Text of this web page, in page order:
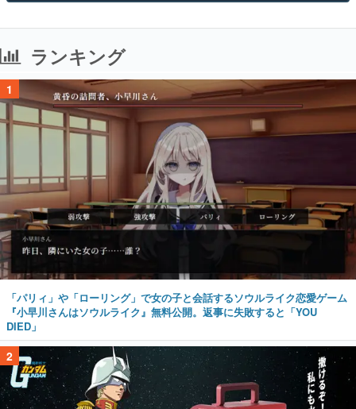
ランキング
1
「パリィ」や「ローリング」で女の子と会話するソウルライク恋愛ゲーム
『小早川さんはソウルライク』無料公開。返事に失敗すると「YOU
DIED」
2